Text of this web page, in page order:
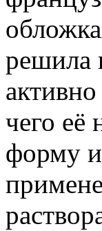
решила
чего её
форму